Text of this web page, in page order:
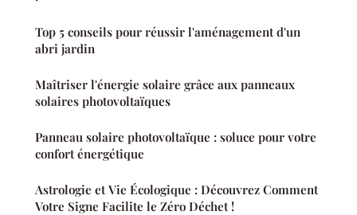
Top 5 conseils pour réussir l'aménagement d'un
abri jardin
Maîtriser l'énergie solaire grâce aux panneaux
solaires photovoltaïques
Panneau solaire photovoltaïque : soluce pour votre
confort énergétique
Astrologie et Vie Écologique : Découvrez Comment
Votre Signe Facilite le Zéro Déchet !